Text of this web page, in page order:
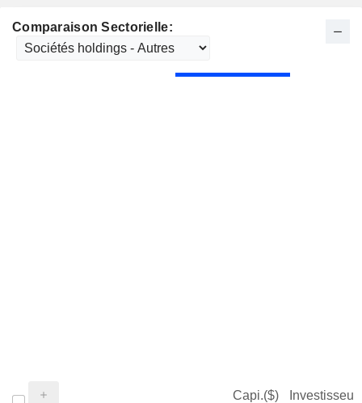
Comparaison Sectorielle:
Capi.($) Investisseur